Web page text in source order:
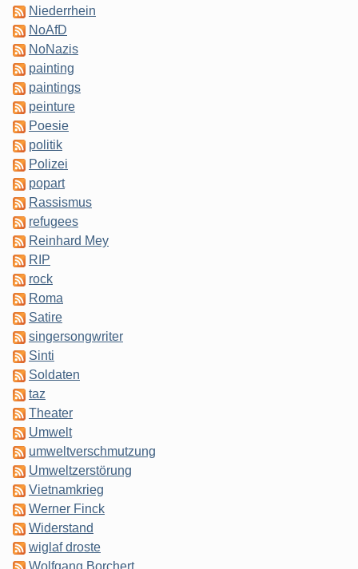
Niederrhein
NoAfD
NoNazis
painting
paintings
peinture
Poesie
politik
Polizei
popart
Rassismus
refugees
Reinhard Mey
RIP
rock
Roma
Satire
singersongwriter
Sinti
Soldaten
taz
Theater
Umwelt
umweltverschmutzung
Umweltzerstörung
Vietnamkrieg
Werner Finck
Widerstand
wiglaf droste
Wolfgang Borchert